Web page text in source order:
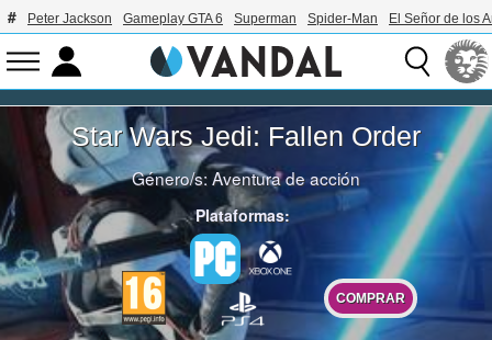
Peter Jackson Gameplay GTA 6 Superman Spider-Man El Señor de los
Star Wars Jedi: Fallen Order
Género/s:Aventura de acción
Plataformas:
COMPRAR